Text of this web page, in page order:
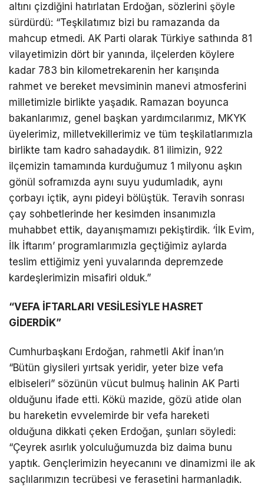
altını çizdiğini hatırlatan Erdoğan, sözlerini şöyle
sürdürdü: “Teşkilatımız bizi bu ramazanda da
mahcup etmedi. AK Parti olarak Türkiye sathında 81
vilayetimizin dört bir yanında, ilçelerden köylere
kadar 783 bin kilometrekarenin her karışında
rahmet ve bereket mevsiminin manevi atmosferini
milletimizle birlikte yaşadık. Ramazan boyunca
bakanlarımız, genel başkan yardımcılarımız, MKYK
üyelerimiz, milletvekillerimiz ve tüm teşkilatlarımızla
birlikte tam kadro sahadaydık. 81 ilimizin, 922
ilçemizin tamamında kurduğumuz 1 milyonu aşkın
gönül soframızda aynı suyu yudumladık, aynı
çorbayı içtik, aynı pideyi bölüştük. Teravih sonrası
çay sohbetlerinde her kesimden insanımızla
muhabbet ettik, dayanışmamızı pekiştirdik. ‘İlk Evim,
İlk İftarım’ programlarımızla geçtiğimiz aylarda
teslim ettiğimiz yeni yuvalarında depremzede
kardeşlerimizin misafiri olduk.”
“VEFA İFTARLARI VESİLESİYLE HASRET
GİDERDİK”
Cumhurbaşkanı Erdoğan, rahmetli Akif İnan’ın
“Bütün giysileri yırtsak yeridir, yeter bize vefa
elbiseleri” sözünün vücut bulmuş halinin AK Parti
olduğunu ifade etti. Kökü mazide, gözü atide olan
bu hareketin evvelemirde bir vefa hareketi
olduğuna dikkati çeken Erdoğan, şunları söyledi:
“Çeyrek asırlık yolculuğumuzda biz daima bunu
yaptık. Gençlerimizin heyecanını ve dinamizmi ile ak
saçlılarımızın tecrübesi ve ferasetini harmanladık.